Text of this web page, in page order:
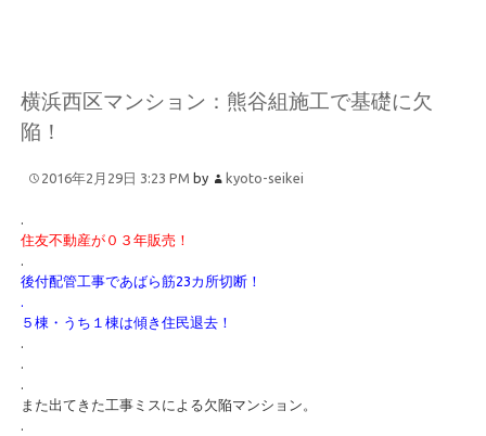
横浜西区マンション：熊谷組施工で基礎に欠
陥！
2016年2月29日 3:23 PM by kyoto-seikei
住友不動産が０３年販売！
後付配管工事であばら筋23カ所切断！
５棟・うち１棟は傾き住民退去！
また出てきた工事ミスによる欠陥マンション。